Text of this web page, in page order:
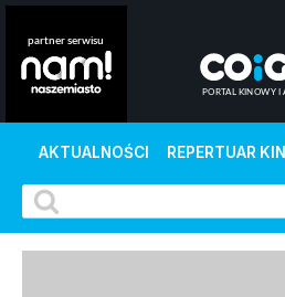
AKTUALNOŚCI REPERTUAR KIN